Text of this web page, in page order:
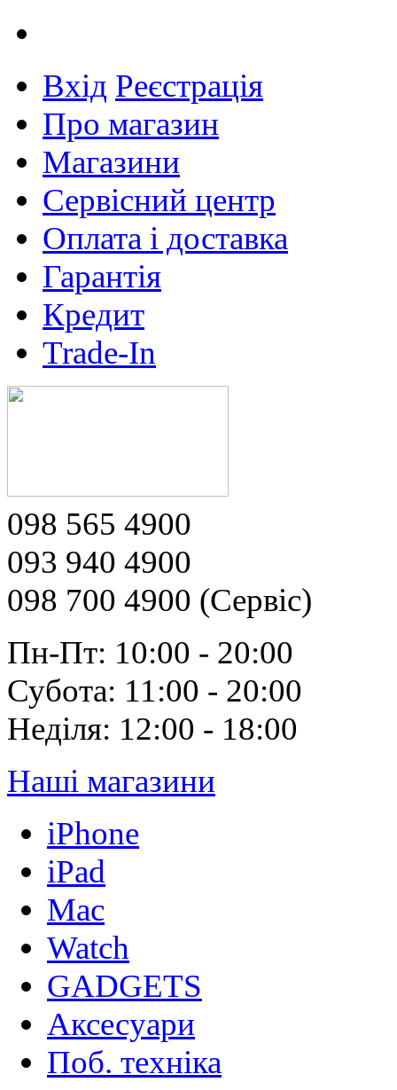
Вхід Реєстрація
Про магазин
Магазини
Сервісний центр
Оплата і доставка
Гарантія
Кредит
Trade-In
098 565 4900
093 940 4900
098 700 4900 (Сервіс)
Пн-Пт: 10:00 - 20:00
Субота: 11:00 - 20:00
Неділя: 12:00 - 18:00
Наші магазини
iPhone
iPad
Mac
Watch
GADGETS
Аксесуари
Поб. техніка